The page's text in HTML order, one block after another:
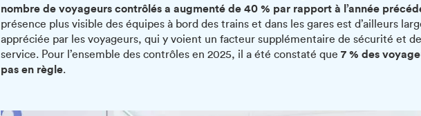
nombre de voyageurs contrôlés a augmenté de 40 % par rapport à l’année
présence plus visible des équipes à bord des trains et dans les gares est d’ailleurs
appréciée par les voyageurs, qui y voient un facteur supplémentaire de sécurité et
service. Pour l’ensemble des contrôles en 2025, il a été constaté que7 % des
pas en règle.